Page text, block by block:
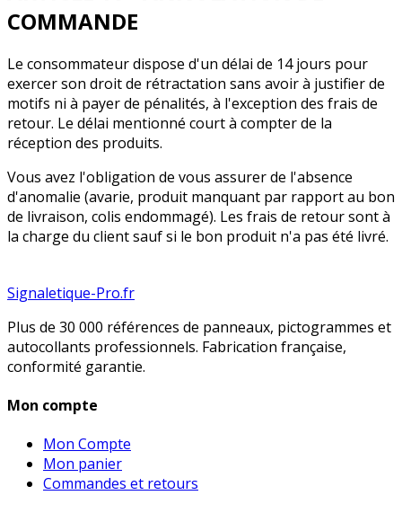
COMMANDE
Le consommateur dispose d'un délai de 14 jours pour
exercer son droit de rétractation sans avoir à justifier de
motifs ni à payer de pénalités, à l'exception des frais de
retour. Le délai mentionné court à compter de la
réception des produits.
Vous avez l'obligation de vous assurer de l'absence
d'anomalie (avarie, produit manquant par rapport au bon
de livraison, colis endommagé). Les frais de retour sont à
la charge du client sauf si le bon produit n'a pas été livré.
Signaletique-Pro.fr
Plus de 30 000 références de panneaux, pictogrammes et
autocollants professionnels. Fabrication française,
conformité garantie.
Mon compte
Mon Compte
Mon panier
Commandes et retours